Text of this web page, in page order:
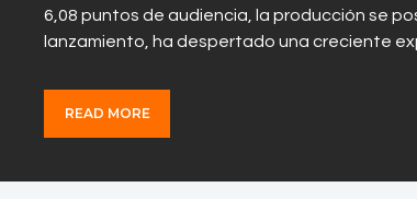
6,08 puntos de audiencia, la producción se
lanzamiento, ha despertado una creciente
READ MORE